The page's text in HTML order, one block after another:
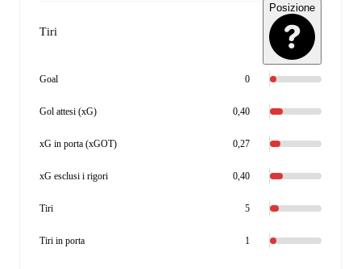
Tiri
Posizione
Goal 0
Gol attesi (xG) 0,40
xG in porta (xGOT) 0,27
xG esclusi i rigori 0,40
Tiri 5
Tiri in porta 1